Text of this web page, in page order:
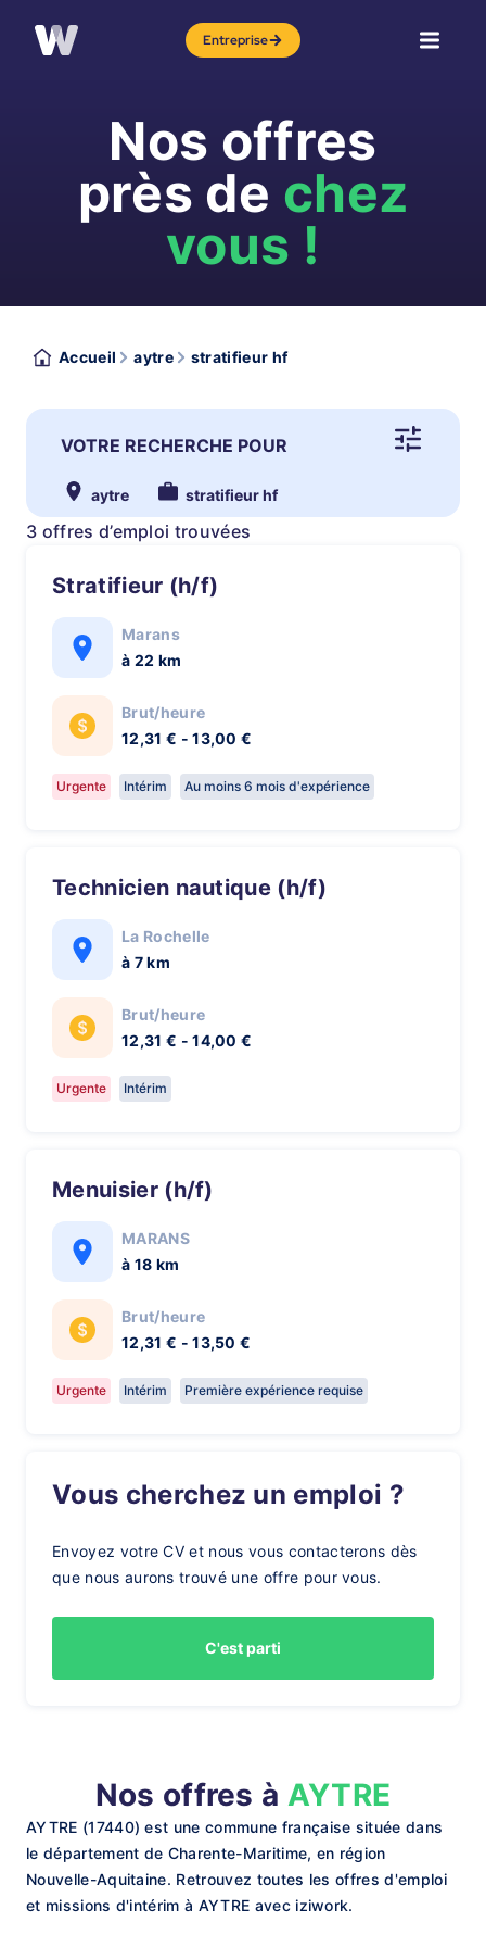
Entreprise
Nos offres
près de chez
vous !
Accueil aytre stratifieur hf
VOTRE RECHERCHE POUR
aytre stratifieur hf
3 offres d’emploi trouvées
Stratifieur (h/f)
Marans
à 22 km
Brut/heure
12,31 € - 13,00 €
Urgente Intérim Au moins 6 mois d'expérience
Technicien nautique (h/f)
La Rochelle
à 7 km
Brut/heure
12,31 € - 14,00 €
Urgente Intérim
Menuisier (h/f)
MARANS
à 18 km
Brut/heure
12,31 € - 13,50 €
Urgente Intérim Première expérience requise
Vous cherchez un emploi ?
Envoyez votre CV et nous vous contacterons dès
que nous aurons trouvé une offre pour vous.
C'est parti
Nos offres à AYTRE
AYTRE (17440) est une commune française située dans
le département de Charente-Maritime, en région
Nouvelle-Aquitaine. Retrouvez toutes les offres d'emploi
et missions d'intérim à AYTRE avec iziwork.